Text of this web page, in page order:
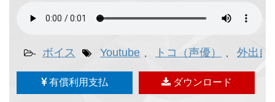
- ボイス Youtube トコ（声優） 外出自
有償利用支払 ダウンロード